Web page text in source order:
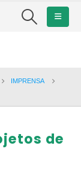
IMPRENSA
de